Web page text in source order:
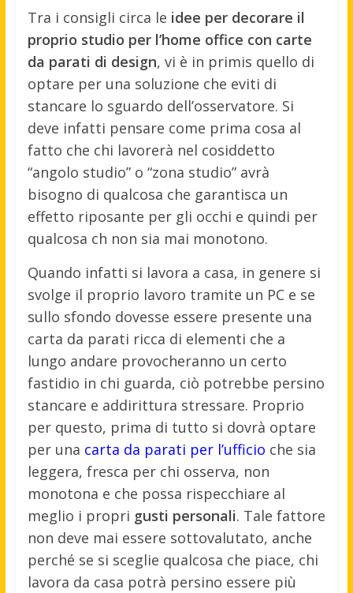
Tra i consigli circa le idee per decorare il
proprio studio per l’home office con carte
da parati di design, vi è in primis quello di
optare per una soluzione che eviti di
stancare lo sguardo dell’osservatore. Si
deve infatti pensare come prima cosa al
fatto che chi lavorerà nel cosiddetto
“angolo studio” o “zona studio” avrà
bisogno di qualcosa che garantisca un
effetto riposante per gli occhi e quindi per
qualcosa ch non sia mai monotono.
Quando infatti si lavora a casa, in genere si
svolge il proprio lavoro tramite un PC e se
sullo sfondo dovesse essere presente una
carta da parati ricca di elementi che a
lungo andare provocheranno un certo
fastidio in chi guarda, ciò potrebbe persino
stancare e addirittura stressare. Proprio
per questo, prima di tutto si dovrà optare
per una carta da parati per l’ufficio che sia
leggera, fresca per chi osserva, non
monotona e che possa rispecchiare al
meglio i propri gusti personali. Tale fattore
non deve mai essere sottovalutato, anche
perché se si sceglie qualcosa che piace, chi
lavora da casa potrà persino essere più